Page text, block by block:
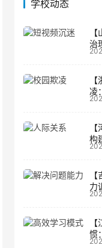
学校动态
治
生
凌
子
构
人
力
动
惯
实